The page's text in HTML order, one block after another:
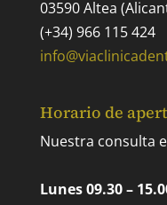
03590 Altea
(+34) 966 115 424
Horario de
Nuestra consulta
Lunes 09.30 –